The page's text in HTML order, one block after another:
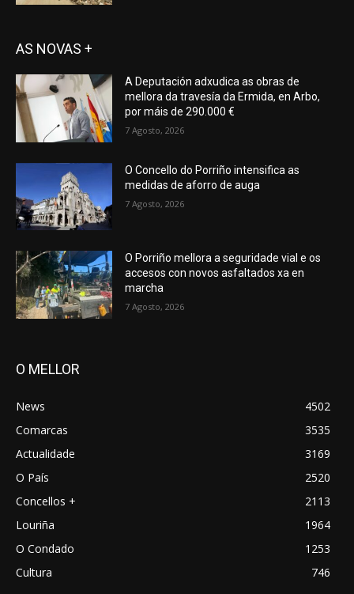
AS NOVAS +
A Deputación adxudica as obras de
mellora da travesía da Ermida, en Arbo,
por máis de 290.000 €
7 Agosto, 2026
O Concello do Porriño intensifica as
medidas de aforro de auga
7 Agosto, 2026
O Porriño mellora a seguridade vial e os
accesos con novos asfaltados xa en
marcha
7 Agosto, 2026
O MELLOR
News
4502
Comarcas
3535
Actualidade
3169
O País
2520
Concellos +
2113
Louriña
1964
O Condado
1253
Cultura
746